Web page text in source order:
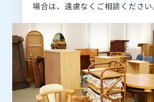
場合は、遠慮なくご相談くださ